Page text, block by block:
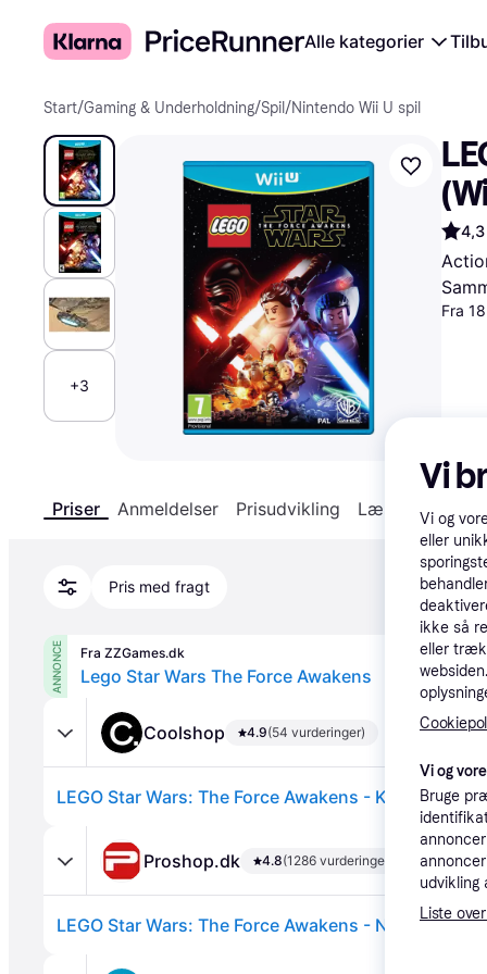
Alle kategorier
Start/Gaming & Underholdning/Spil /Nintendo Wii U spil
+3
4,3
Fra
Priser Anmeldelser Prisudvikling Læs om
Pris med fragt
ANNONCE Fra ZZGames.dk
Lego Star Wars The Force Awakens
Coolshop 4.9(54 vurderinger)
LEGO Star Wars: The Force Awakens - Klar til
Proshop.dk 4.8(1286 vurderinger)
LEGO Star Wars: The Force Awakens - Nintendo
Vi
Vi og
eller
ikke så
eller
Vi og
Bruge
udvikling
Liste